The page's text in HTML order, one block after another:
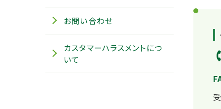
お問い合わせ
カスタマーハラスメントにつ
いて